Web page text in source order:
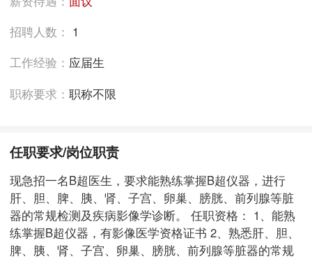
招聘人数： 1
工作经验： 应届生
职称要求：职称不限
任职要求/岗位职责
现急招一名B超医生，要求能熟练掌握B超仪器，进行
肝、胆、脾、胰、肾、子宫、卵巢、膀胱、前列腺等脏
器的常规检测及疾病影像学诊断。 任职资格： 1、能熟
练掌握B超仪器，有影像医学资格证书 2、熟悉肝、胆、
脾、胰、肾、子宫、卵巢、膀胱、前列腺等脏器的常规